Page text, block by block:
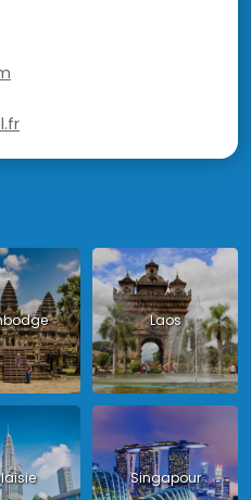
Laos
Singapour